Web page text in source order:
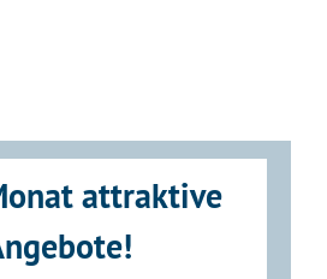
attraktive